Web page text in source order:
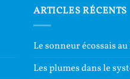
ARTICLES RÉCENTS
Le sonneur écossais
Les plumes dans le